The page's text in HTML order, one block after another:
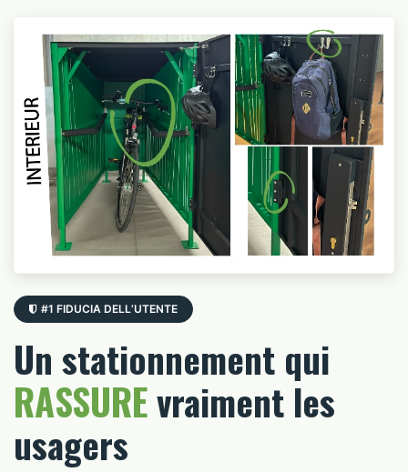
#1 FIDUCIA DELL’UTENTE
Un stationnement qui
RASSUREvraiment les
usagers